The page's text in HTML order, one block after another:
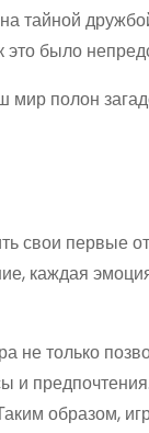
тайной
было
мир полон
свои первые
каждая
не только
и
образом,